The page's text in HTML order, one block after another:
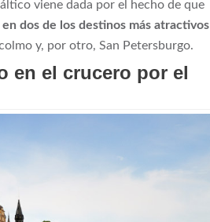
viene dada por el hecho de que
en dos de los destinos más atractivos
y, por otro, San Petersburgo.
en el crucero por el